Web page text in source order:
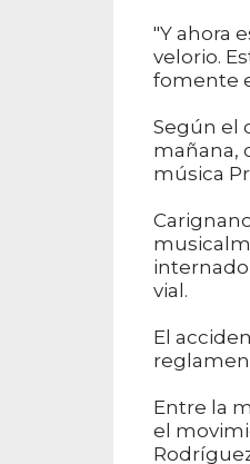
"Y ahora
velorio.
fomente
Según el
mañana,
música
vial.
El
Entre la
el